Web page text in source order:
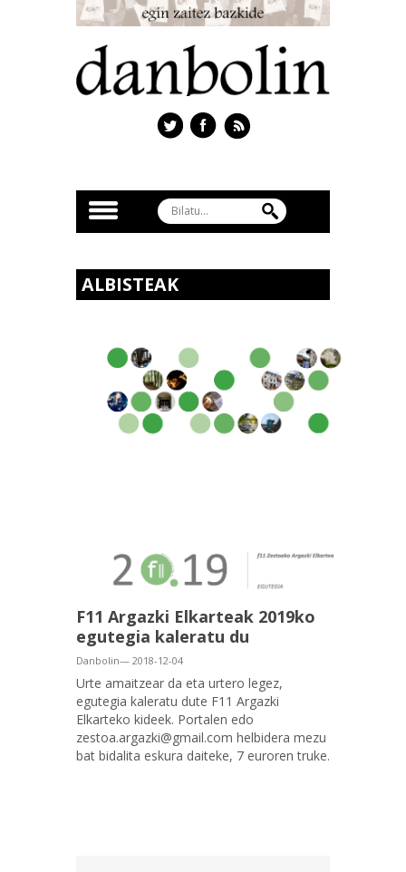
ALBISTEAK
F11 Argazki Elkarteak 2019ko
egutegia kaleratu du
Danbolin— 2018-12-04
Urte amaitzear da eta urtero legez,
egutegia kaleratu dute F11 Argazki
Elkarteko kideek. Portalen edo
zestoa.argazki@gmail.com helbidera mezu
bat bidalita eskura daiteke, 7 euroren truke.